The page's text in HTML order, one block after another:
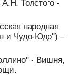
Толстого -
народная
и Чудо-Юдо") –
- Вишня,